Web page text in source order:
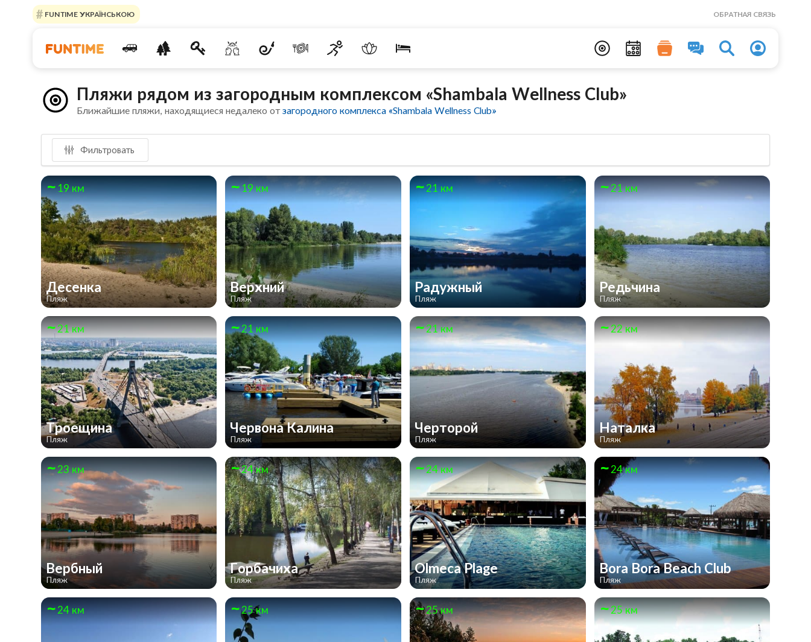
FUNTIME УКРАЇНСЬКОЮ ОБРАТНАЯ СВЯЗЬ
Пляжи рядом из загородным комплексом «Shambala Wellness Club»
Ближайшие пляжи, находящиеся недалеко отзагородного комплекса «Shambala Wellness Club»
Фильтровать
19 км
Десенка
Пляж
19 км
Верхний
Пляж
21 км
Радужный
Пляж
21 км
Редьчина
Пляж
21 км
Троещина
Пляж
21 км
Червона Калина
Пляж
21 км
Черторой
Пляж
22 км
Наталка
Пляж
23 км
Вербный
Пляж
24 км
Горбачиха
Пляж
24 км
Olmeca Plage
Пляж
24 км
Bora Bora Beach Club
Пляж
24 км 25 км 25 км 25 км